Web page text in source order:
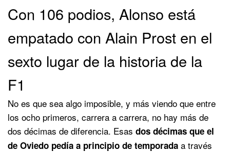
Con 106 podios, Alonso está
empatado con Alain Prost en el
sexto lugar de la historia de la
F1
No es que sea algo imposible, y más viendo que entre
los ocho primeros, carrera a carrera, no hay más de
dos décimas de diferencia. Esas dos décimas que el
de Oviedo pedía a principio de temporada a través